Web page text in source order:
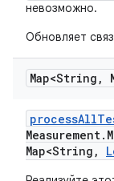
невозможно.
Обновляет
Map<String ,
processAll
Measurement.
Map<String ,